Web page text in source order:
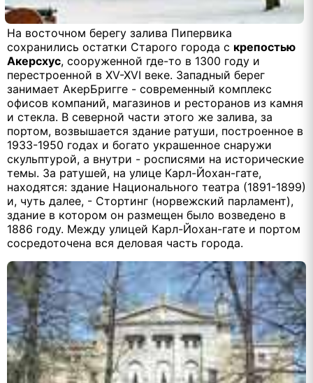
На восточном берегу залива Пипервика
сохранились остатки Старого города с крепостью
Акерсхус, сооруженной где-то в 1300 году и
перестроенной в XV-XVI веке. Западный берег
занимает АкерБригге - современный комплекс
офисов компаний, магазинов и ресторанов из камня
и стекла. В северной части этого же залива, за
портом, возвышается здание ратуши, построенное в
1933-1950 годах и богато украшенное снаружи
скульптурой, а внутри - росписями на исторические
темы. За ратушей, на улице Карл-Йохан-гате,
находятся: здание Национального театра (1891-1899)
и, чуть далее, - Стортинг (норвежский парламент),
здание в котором он размещен было возведено в
1886 году. Между улицей Карл-Йохан-гате и портом
сосредоточена вся деловая часть города.